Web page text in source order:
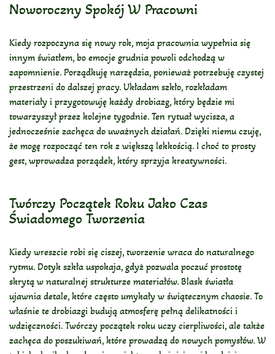
Noworoczny Spokój W Pracowni
Kiedy rozpoczyna się nowy rok, moja pracownia wypełnia się
innym światłem, bo emocje grudnia powoli odchodzą w
zapomnienie. Porządkuję narzędzia, ponieważ potrzebuję czystej
przestrzeni do dalszej pracy. Układam szkło, rozkładam
materiały i przygotowuję każdy drobiazg, który będzie mi
towarzyszył przez kolejne tygodnie. Ten rytuał wycisza, a
jednocześnie zachęca do uważnych działań. Dzięki niemu czuję,
że mogę rozpocząć ten rok z większą lekkością. I choć to prosty
gest, wprowadza porządek, który sprzyja kreatywności.
Twórczy Początek Roku Jako Czas
Świadomego Tworzenia
Kiedy wreszcie robi się ciszej, tworzenie wraca do naturalnego
rytmu. Dotyk szkła uspokaja, gdyż pozwala poczuć prostotę
skrytą w naturalnej strukturze materiałów. Blask światła
ujawnia detale, które często umykały w świątecznym chaosie. To
właśnie te drobiazgi budują atmosferę pełną delikatności i
wdzięczności. Twórczy początek roku uczy cierpliwości, ale także
zachęca do poszukiwań, które prowadzą do nowych pomysłów. W